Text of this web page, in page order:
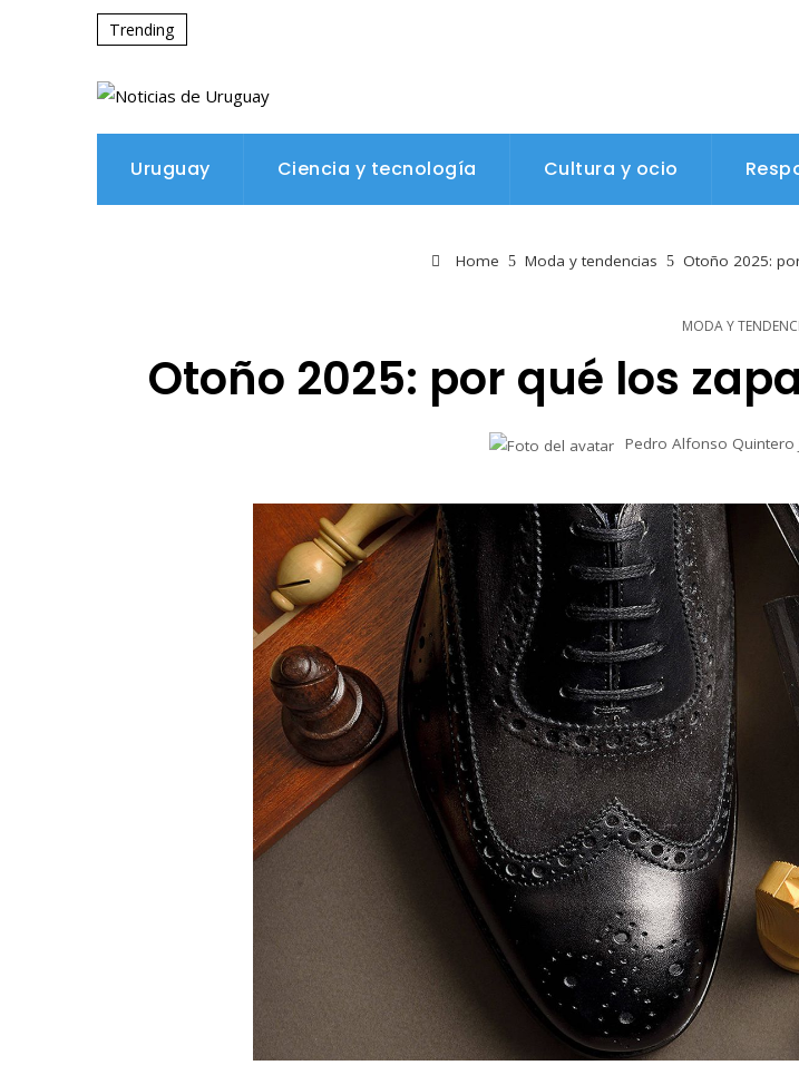
Trending
Uruguay Ciencia y tecnología Cultura y ocio
Home Moda y tendencias Otoño 2025:
MODA Y
Otoño 2025: por qué los
Pedro Alfonso Quintero